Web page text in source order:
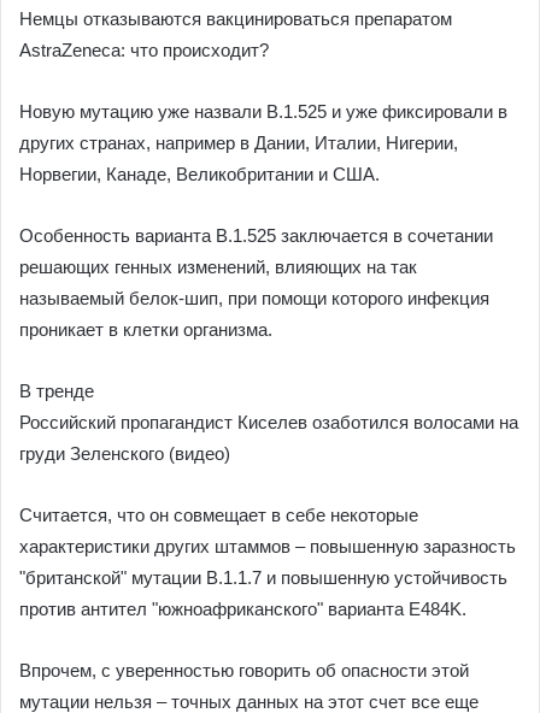
Немцы отказываются вакцинироваться препаратом
AstraZeneca: что происходит?
Новую мутацию уже назвали B.1.525 и уже фиксировали в
других странах, например в Дании, Италии, Нигерии,
Норвегии, Канаде, Великобритании и США.
Особенность варианта B.1.525 заключается в сочетании
решающих генных изменений, влияющих на так
называемый белок-шип, при помощи которого инфекция
проникает в клетки организма.
В тренде
Российский пропагандист Киселев озаботился волосами на
груди Зеленского (видео)
Считается, что он совмещает в себе некоторые
характеристики других штаммов – повышенную заразность
"британской" мутации B.1.1.7 и повышенную устойчивость
против антител "южноафриканского" варианта E484K.
Впрочем, с уверенностью говорить об опасности этой
мутации нельзя – точных данных на этот счет все еще